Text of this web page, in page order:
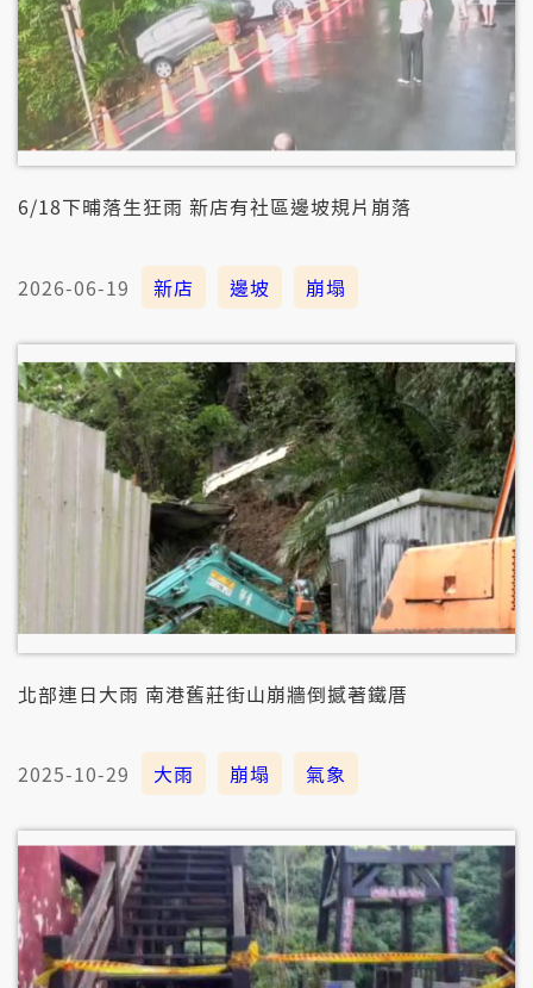
6/18下晡落生狂雨 新店有社區邊坡規片崩落
2026-06-19 新店 邊坡 崩塌
北部連日大雨 南港舊莊街山崩牆倒撼著鐵厝
2025-10-29 大雨 崩塌 氣象